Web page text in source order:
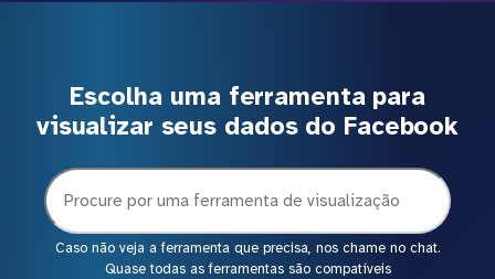
Escolha uma ferramenta para
visualizar seus dados do Facebook
Caso não veja a ferramenta que precisa, nos chame no chat.
Quase todas as ferramentas são compatíveis